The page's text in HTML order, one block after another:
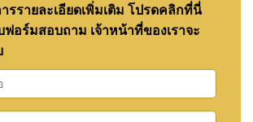
รายละเอียดเพิ่มเติม โปรดคลิกที่นี่
อร์มสอบถาม เจ้าหน้าที่ของเราจะ